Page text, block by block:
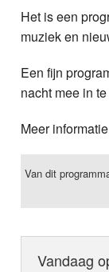
Info
Het is een
muziek en
Een fijn
nacht mee in
Meer
Van dit
Vandaag